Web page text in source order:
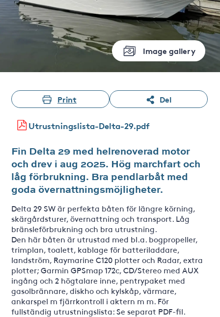
Image gallery
Print Del
Utrustningslista-Delta-29.pdf
Fin Delta 29 med helrenoverad motor
och drev i aug 2025. Hög marchfart och
låg förbrukning. Bra pendlarbåt med
goda övernattningsmöjligheter.
Delta 29 SW är perfekta båten för längre körning,
skärgårdsturer, övernattning och transport. Låg
bränsleförbrukning och bra utrustning.
Den här båten är utrustad med bl.a. bogpropeller,
trimplan, toalett, kablage för batteriladdare,
landström, Raymarine C120 plotter och Radar, extra
plotter; Garmin GPSmap 172c, CD/Stereo med AUX
ingång och 2 högtalare inne, pentrypaket med
gasolbrännare, diskho och kylskåp, värmare,
ankarspel m fjärrkontroll i aktern m m. För
fullständig utrustningslista: Se separat PDF-fil.